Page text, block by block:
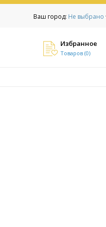
Ваш город: Не выбрано
Избранное
Товаров (0)